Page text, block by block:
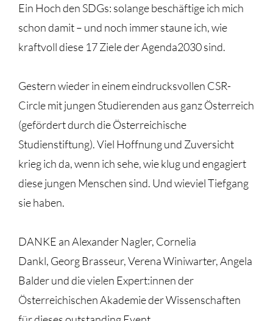
Ein Hoch den SDGs: solange beschäftige ich mich
schon damit – und noch immer staune ich, wie
kraftvoll diese 17 Ziele der Agenda2030 sind.
Gestern wieder in einem eindrucksvollen CSR-
Circle mit jungen Studierenden aus ganz Österreich
(gefördert durch die Österreichische
Studienstiftung). Viel Hoffnung und Zuversicht
krieg ich da, wenn ich sehe, wie klug und engagiert
diese jungen Menschen sind. Und wieviel Tiefgang
sie haben.
DANKE an Alexander Nagler, Cornelia
Dankl, Georg Brasseur, Verena Winiwarter, Angela
Balder und die vielen Expert:innen der
Österreichischen Akademie der Wissenschaften